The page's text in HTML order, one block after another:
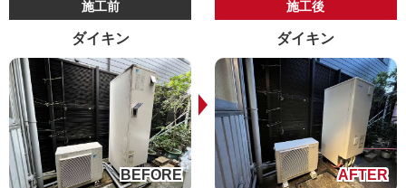
施工前
ダイキン
施工後
ダイキン